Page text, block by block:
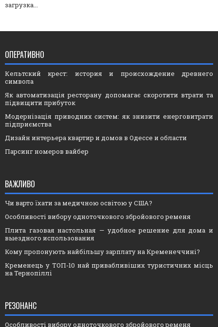
загрузка...
ОПЕРАТИВНО
Кельтский крест: история и происхождение древнего
символа
Як автоматизація ресторану допомагає скоротити втрати та
підвищити прибуток
Модернізація приводних систем: як знизити енерговитрати
підприємства
Дизайн интерьера квартир и домов в Одессе и области
Парсинг номеров вайбер
ВАЖЛИВО
Чи варто їхати за медичною освітою у США?
Особливості вибору одноточкового збройового ременя
Плита газовая настольная — удобное решение для дома и
выездного использования
Кому пропонують найбільшу зарплату на Кременеччині?
Кременець у ТОП-10 най привабливіших туристичних місць
на Тернопіллі
РЕЗОНАНС
Особливості вибору одноточкового збройового ременя